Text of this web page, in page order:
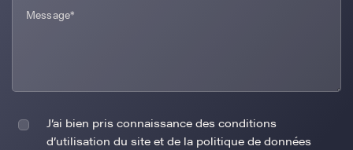
J’ai bien pris connaissance des conditions
d’utilisation du site et de la politique de données